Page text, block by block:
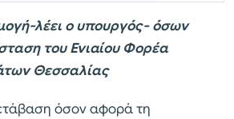
λέει ο υπουργός- όσων
του Ενιαίου Φορέα
Θεσσαλίας
όσον αφορά τη